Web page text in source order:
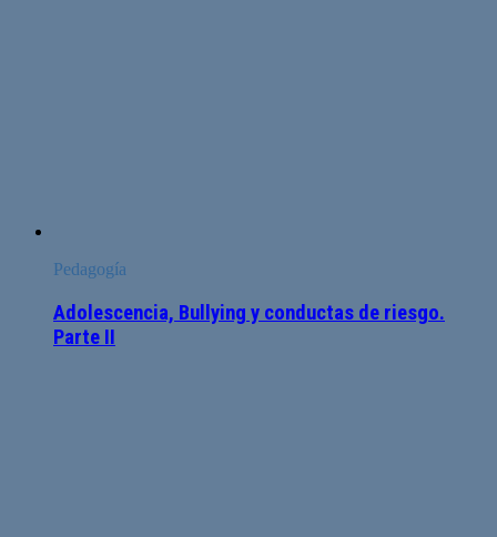
Pedagogía
Adolescencia, Bullying y conductas de riesgo.
Parte II